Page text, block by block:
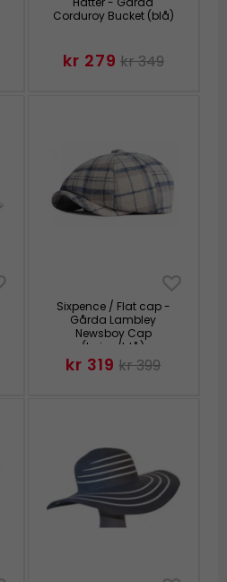
Corduroy Bucket (blå)
kr 279 kr 349
Sixpence / Flat cap -
Gårda Lambley
Newsboy Cap
(beige/blå)
kr 319 kr 399